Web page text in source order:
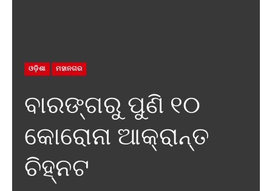
ଓଡ଼ିଶା ମହାନଗର
ବାରଙ୍ଗରୁ ପୁଣି ୧୦
କୋରୋନା ଆକ୍ରାନ୍ତ
ଚିହ୍ନଟ